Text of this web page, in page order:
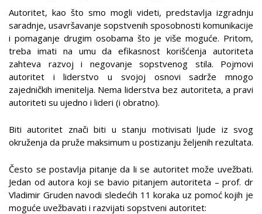
Autoritet, kao što smo mogli videti, predstavlja izgradnju
saradnje, usavršavanje sopstvenih sposobnosti komunikacije
i pomaganje drugim osobama što je više moguće. Pritom,
treba imati na umu da efikasnost korišćenja autoriteta
zahteva razvoj i negovanje sopstvenog stila. Pojmovi
autoritet i liderstvo u svojoj osnovi sadrže mnogo
zajedničkih imenitelja. Nema liderstva bez autoriteta, a pravi
autoriteti su ujedno i lideri (i obratno).
Biti autoritet znači biti u stanju motivisati ljude iz svog
okruženja da pruže maksimum u postizanju željenih rezultata.
Često se postavlja pitanje da li se autoritet može uvežbati.
Jedan od autora koji se bavio pitanjem autoriteta – prof. dr
Vladimir Gruden navodi sledećih 11 koraka uz pomoć kojih je
moguće uvežbavati i razvijati sopstveni autoritet: